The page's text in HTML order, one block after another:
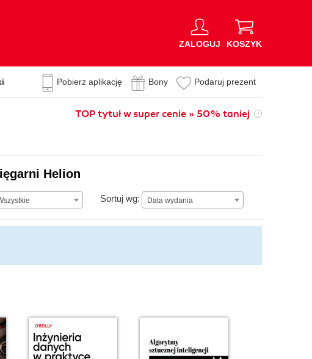
ZALOGUJ KOSZYK
Pobierz aplikację Bony Podaruj prezent
TOP tytuł w super cenie » 50% taniej
Helion
Sortuj wg: Data wydania
Data wydania